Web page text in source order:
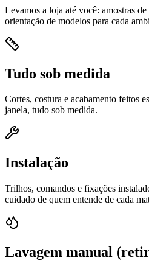
Levamos a loja até você: amostras
orientação de modelos para cada
Tudo sob medida
Cortes, costura e acabamento feitos
janela, tudo sob medida.
Instalação
Trilhos, comandos e fixações
cuidado de quem entende de cada
Lavagem manual